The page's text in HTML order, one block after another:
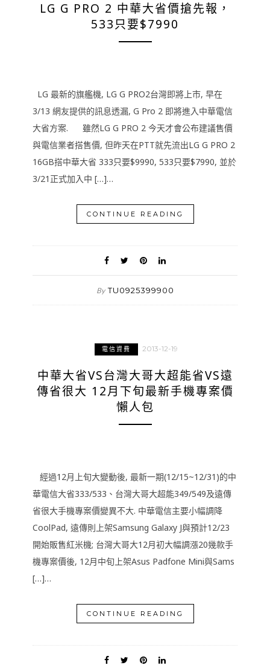
LG G PRO 2 中華大省價搶先報，
533只要$7990
LG 最新的旗艦機, LG G PRO2台灣即將上市, 早在
3/13 網友提供的訊息透漏, G Pro 2 即將進入中華電信
大省方案. 雖然LG G PRO 2 今天才會公布建議售價
與電信業者搭售價, 但昨天在PTT就先流出LG G PRO 2
16GB搭中華大省 333只要$9990, 533只要$7990, 並於
3/21正式加入中 […]…
CONTINUE READING
By TU0925399900
電信資費 2013-12-19
中華大省VS台灣大哥大超能省VS遠
傳省很大 12月下旬最新手機專案價
懶人包
經過12月上旬大變動後, 最新一期(12/15~12/31)的中
華電信大省333/533、台灣大哥大超能349/549及遠傳
省很大手機專案價變異不大. 中華電信主要小幅調降
CoolPad, 遠傳則上架Samsung Galaxy J與預計12/23
開始販售紅米機; 台灣大哥大12月初大幅調漲20幾款手
機專案價後, 12月中旬上架Asus Padfone Mini與Sams
[…]…
CONTINUE READING